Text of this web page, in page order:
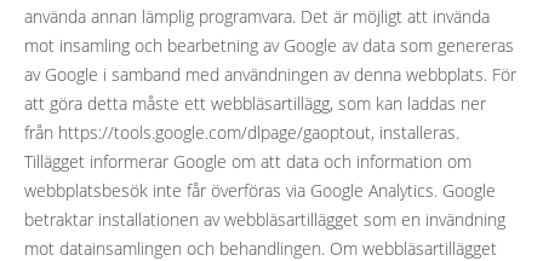
använda annan lämplig programvara. Det är möjligt att invända
mot insamling och bearbetning av Google av data som genereras
av Google i samband med användningen av denna webbplats. För
att göra detta måste ett webbläsartillägg, som kan laddas ner
från https://tools.google.com/dlpage/gaoptout, installeras.
Tillägget informerar Google om att data och information om
webbplatsbesök inte får överföras via Google Analytics. Google
betraktar installationen av webbläsartillägget som en invändning
mot datainsamlingen och behandlingen. Om webbläsartillägget